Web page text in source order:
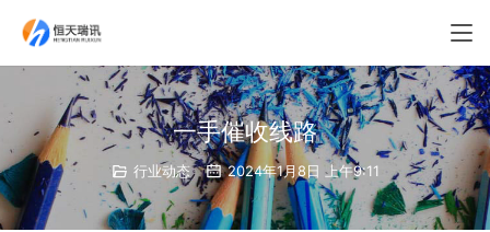
一手催收线路
行业动态 2024年1月8日 上午9:11